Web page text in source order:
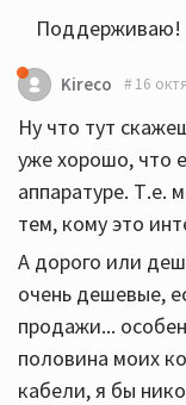
Поддерживаю!
Kireco 16
Ну что тут
уже хорошо, что
аппаратуре. Т.е.
тем, кому это
А дорого или
очень дешевые,
продажи...
половина моих
кабели, я бы